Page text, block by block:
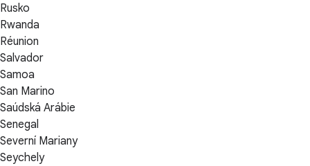
Rusko
Rwanda
Réunion
Salvador
Samoa
San Marino
Saúdská Arábie
Senegal
Severní Mariany
Seychely